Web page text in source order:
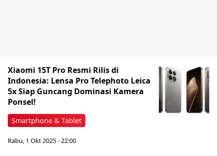
Smartphone & Tablet
Xiaomi 15T Pro Resmi Rilis di
Indonesia: Lensa Pro Telephoto Leica
5x Siap Guncang Dominasi Kamera
Ponsel!
Rabu, 1 Okt 2025 - 22:00